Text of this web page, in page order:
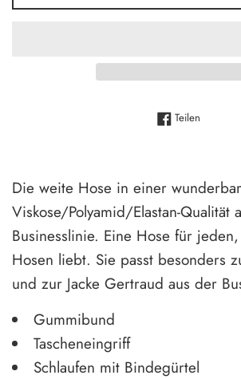
Teilen
Die weite Hose in einer
Viskose/Polyamid/Elastan-Qualität
Businesslinie. Eine Hose für
Hosen liebt. Sie passt besonders
und zur Jacke Gertraud aus der
Gummibund
Tascheneingriff
Schlaufen mit Bindegürtel